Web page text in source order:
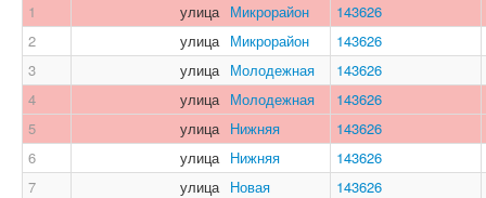
1
улица Микрорайон
143626
2
улица Микрорайон
143626
3
улица Молодежная
143626
4
улица Молодежная
143626
5
улица Нижняя
143626
6
улица Нижняя
143626
7
улица Новая
143626